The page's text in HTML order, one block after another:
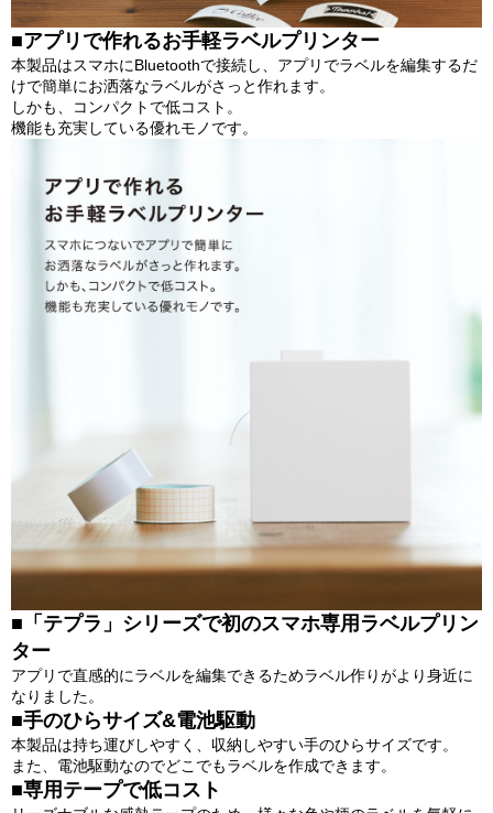
■アプリで作れるお手軽ラベルプリンター
本製品はスマホにBluetoothで接続し、アプリでラベルを編集するだ
けで簡単にお洒落なラベルがさっと作れます。
しかも、コンパクトで低コスト。
機能も充実している優れモノです。
■「テプラ」シリーズで初のスマホ専用ラベルプリン
ター
アプリで直感的にラベルを編集できるためラベル作りがより身近に
なりました。
■手のひらサイズ&電池駆動
本製品は持ち運びしやすく、収納しやすい手のひらサイズです。
また、電池駆動なのでどこでもラベルを作成できます。
■専用テープで低コスト